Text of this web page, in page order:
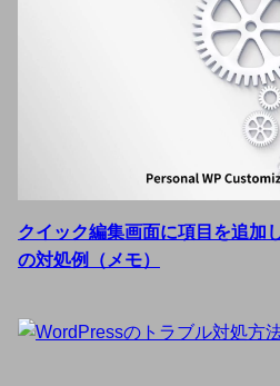
クイック編集画面に項目を追加
の対処例（メモ）